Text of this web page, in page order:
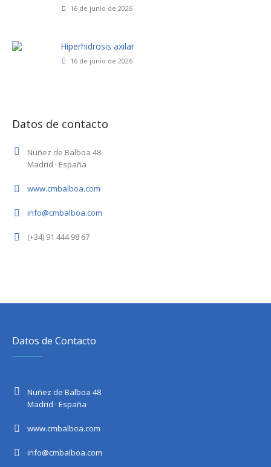
16 de junio de 2026
Hiperhidrosis axilar
16 de junio de 2026
Datos de contacto
Nuñez de Balboa 48
Madrid · España
www.cmbalboa.com
info@cmbalboa.com
(+34) 91 444 98 67
Datos de Contacto
Nuñez de Balboa 48
Madrid · España
www.cmbalboa.com
info@cmbalboa.com